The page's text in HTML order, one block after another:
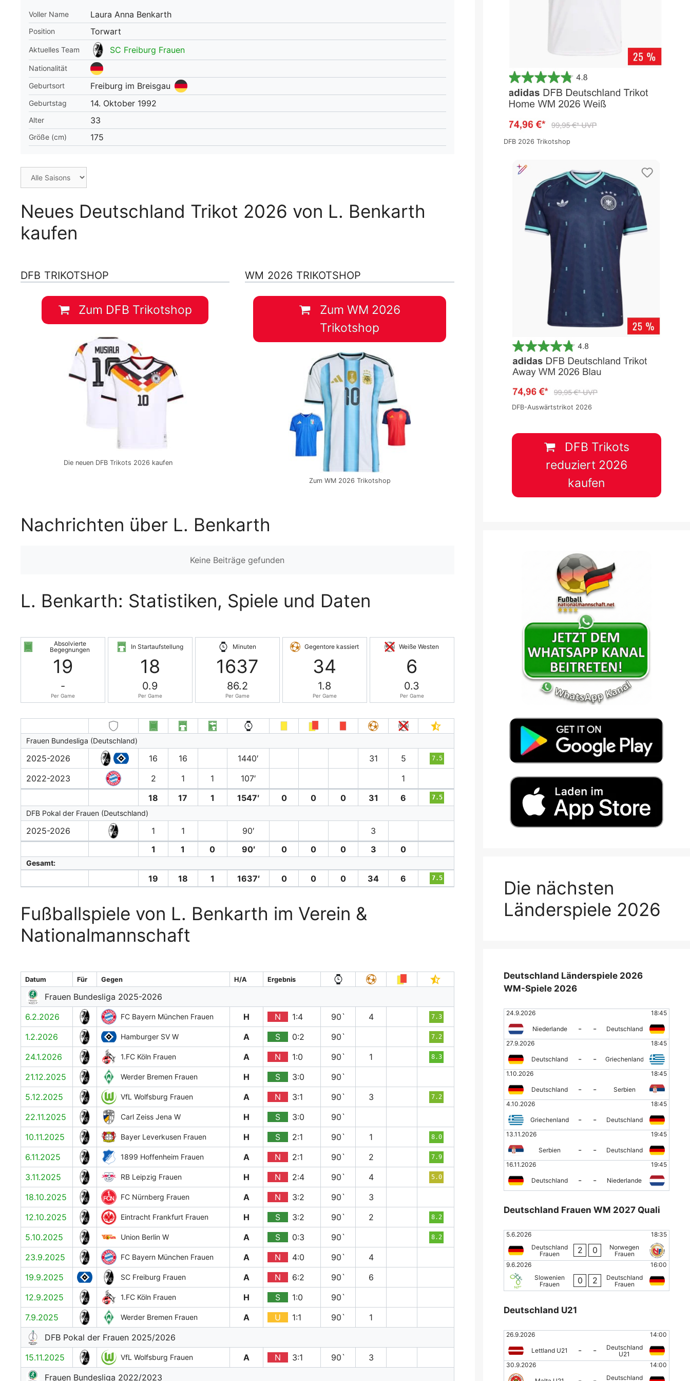
downloaden & automatisch ausfüllen
Voller Name Laura Anna Benkarth
Position Torwart
Aktuelles Team SC Freiburg Frauen
Nationalität
Geburtsort
Freiburg im Breisgau
Geburtstag 14. Oktober 1992
Alter 33
Größe (cm) 175
Neues Deutschland Trikot 2026 von L. Benkarth
kaufen
DFB TRIKOTSHOP
Zum DFB Trikotshop
Die neuen DFB Trikots 2026 kaufen
WM 2026 TRIKOTSHOP
Zum WM 2026
Trikotshop
Zum WM 2026 Trikotshop
Nachrichten über L. Benkarth
Keine Beiträge gefunden
L. Benkarth: Statistiken, Spiele und Daten
Absolvierte
Begegnungen
19
-
Per Game
In Startaufstellung
18
0.9
Per Game
Minuten
1637
86.2
Per Game
Gegentore kassiert
34
1.8
Per Game
Weiße Westen
6
0.3
Per Game
Frauen Bundesliga (Deutschland)
2025-2026 16 16 1440′ 31 5 7.5
2022-2023 2 1 1 107′
1
18
17 1 1547′ 0 0 0 31 6 7.5
DFB Pokal der Frauen (Deutschland)
2025-2026 1 1 90′
3
1
1 0 90′ 0 0 0 3 0
Gesamt:
19 18 1 1637′ 0 0 0 34 6 7.5
Fußballspiele von L. Benkarth im Verein &
Nationalmannschaft
Datum Für Gegen H/A Ergebnis
Frauen Bundesliga 2025-2026
6.2.2026
FC Bayern München Frauen H N 1:4 90` 4 7.3
1.2.2026 Hamburger SV W A S 0:2 90` 7.2
24.1.2026 1.FC Köln Frauen A N 1:0 90` 1 8.3
21.12.2025 Werder Bremen Frauen H S 3:0
90`
5.12.2025
VfL Wolfsburg Frauen A N 3:1 90` 3 7.2
22.11.2025 Carl Zeiss Jena W H S 3:0
90`
10.11.2025
Bayer Leverkusen Frauen H S 2:1 90` 1 8.0
6.11.2025 1899 Hoffenheim Frauen A N 2:1 90` 2 7.9
3.11.2025 RB Leipzig Frauen H N 2:4 90` 4 5.0
18.10.2025 FC Nürnberg Frauen A N 3:2 90`
3
12.10.2025
Eintracht Frankfurt Frauen H S 3:2 90` 2 8.2
5.10.2025 Union Berlin W A S 0:3 90` 8.2
23.9.2025 FC Bayern München Frauen A N 4:0 90`
4
19.9.2025
SC Freiburg Frauen A N 6:2 90`
6
12.9.2025
1.FC Köln Frauen H S 1:0
90`
7.9.2025
Werder Bremen Frauen A U 1:1 90`
1
DFB Pokal der Frauen 2025/2026
15.11.2025
VfL Wolfsburg Frauen A N 3:1 90`
3
Frauen Bundesliga 2022/2023
DFB 2026 Trikotshop
DFB-Auswärtstrikot 2026
DFB Trikots
reduziert 2026
kaufen
Die nächsten
Länderspiele 2026
Deutschland Länderspiele 2026
WM-Spiele 2026
24.9.2026 18:45
Niederlande - -
Deutschland
27.9.2026
18:45
Deutschland - -
Griechenland
1.10.2026
18:45
Deutschland - -
Serbien
4.10.2026
18:45
Griechenland - -
Deutschland
13.11.2026
19:45
Serbien - -
Deutschland
16.11.2026
19:45
Deutschland - - Niederlande
Deutschland Frauen WM 2027 Quali
5.6.2026
18:35
Deutschland
Frauen
2 0
Norwegen
Frauen
9.6.2026
16:00
Slowenien
Frauen
0 2
Deutschland
Frauen
Deutschland U21
26.9.2026 14:00
Lettland U21 - -
Deutschland
U21
30.9.2026
14:00
Deutschland